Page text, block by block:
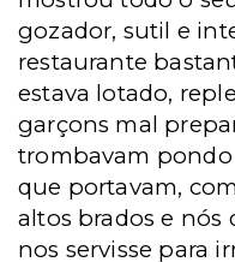
gozador, sutil e
restaurante
estava lotado,
garçons mal
trombavam pondo
que portavam,
altos brados e
nos servisse para